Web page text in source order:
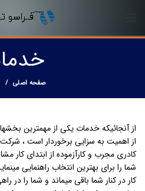
صفحه اصلی
از آنجائیکه خدمات یکی از مهمترین
از اهمیت به سزایی برخوردار است ،
کادری مجرب و کارآزموده از ابتدای کار
شما را برای بهترین انتخاب راهنمایی
کار در کنار شما باقی میماند و شما را در